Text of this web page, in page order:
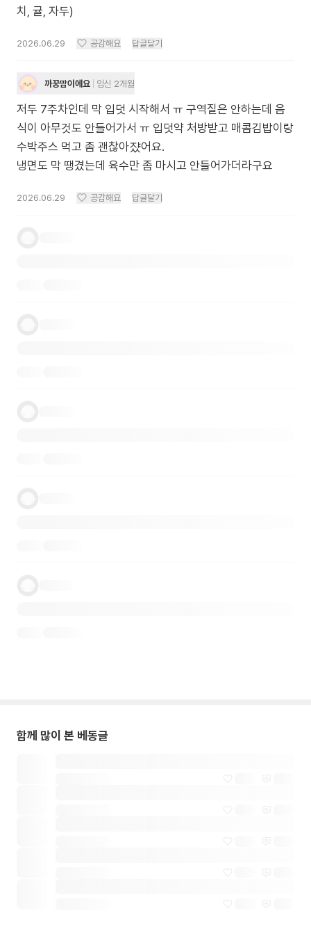
치, 귤, 자두)
2026.06.29 공감해요 답글달기
까꿍맘이에요 임신 2개월
저두 7주차인데 막 입덧 시작해서 ㅠ 구역질은 안하는데 음
식이 아무것도 안들어가서 ㅠ 입덧약 처방받고 매콤김밥이랑
수박주스 먹고 좀 괜찮아쟜어요.
냉면도 막 땡겼는데 육수만 좀 마시고 안들어가더라구요
2026.06.29 공감해요 답글달기
함께 많이 본 베동글